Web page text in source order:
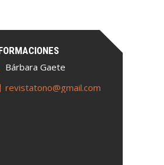
Bárbara Gaete
revistatono@gmail.com